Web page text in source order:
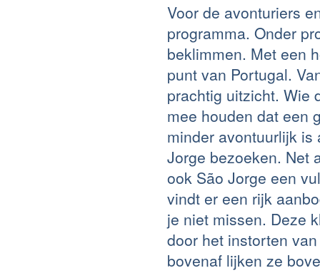
Voor de avonturiers
programma. Onder
beklimmen. Met een
punt van Portugal.
prachtig uitzicht. Wie
mee houden dat een
minder avontuurlijk
Jorge bezoeken. Net
ook São Jorge een
vindt er een rijk
je niet missen. Deze
door het instorten
bovenaf lijken ze